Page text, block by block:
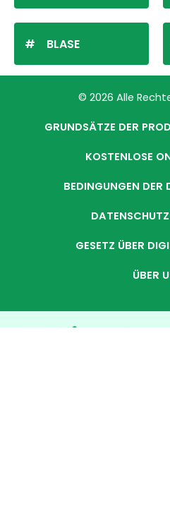
BLASE
© 2026 Alle
GRUNDSÄTZE DER
KOSTENLOSE
BEDINGUNGEN DER
GESETZ ÜBER
ÜBER